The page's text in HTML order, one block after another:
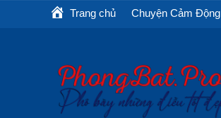
Trang chủ Chuyện Cảm Động